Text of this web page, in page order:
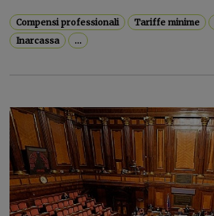
Compensi professionali Tariffe minime
Inarcassa
...